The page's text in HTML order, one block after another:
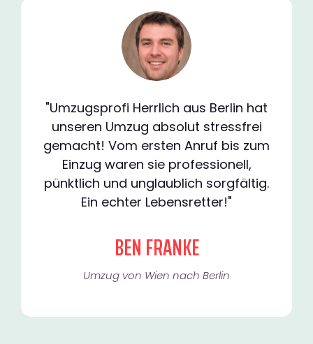
"Umzugsprofi Herrlich aus Berlin hat
unseren Umzug absolut stressfrei
gemacht! Vom ersten Anruf bis zum
Einzug waren sie professionell,
pünktlich und unglaublich sorgfältig.
Ein echter Lebensretter!"
BEN FRANKE
Umzug von Wien nach Berlin